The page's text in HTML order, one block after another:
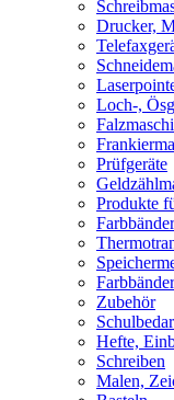
Drucker,
Loch-,
Prüfgeräte
Produkte
Farbbänder
Zubehör
Hefte,
Schreiben
Malen,